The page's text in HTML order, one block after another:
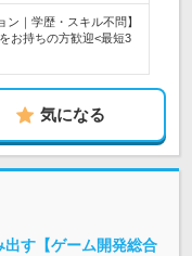
ン｜学歴・スキル不問】
お持ちの方歓迎<最短3
気になる
す【ゲーム開発総合